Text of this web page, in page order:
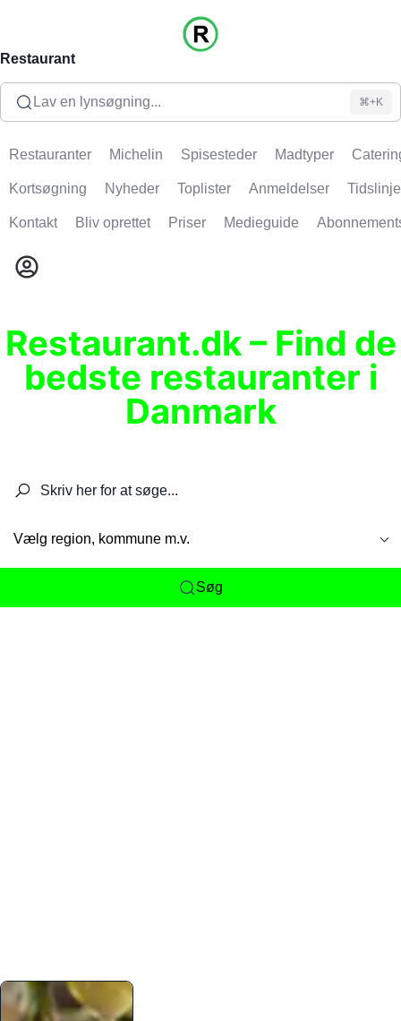
Restaurant
Lav en lynsøgning... ⌘+K
Restauranter Michelin Spisesteder Madtyper
Kortsøgning Nyheder Toplister Anmeldelser Tidslinje
Kontakt Bliv oprettet Priser Medieguide
Restaurant.dk – Find de
bedste restauranter i
Danmark
Vælg region, kommune m.v.
Søg